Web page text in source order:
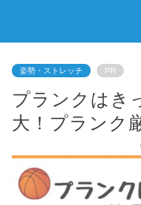
姿勢・ストレッチ PR
プランクはき
大！プランク